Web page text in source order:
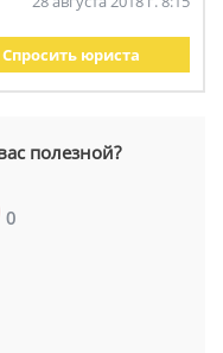
Спросить юриста
полезной?
0